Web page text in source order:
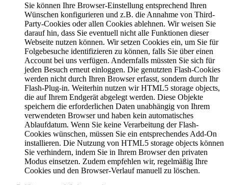
Sie können Ihre Browser-Einstellung entsprechend Ihren
Wünschen konfigurieren und z.B. die Annahme von Third-
Party-Cookies oder allen Cookies ablehnen. Wir weisen Sie
darauf hin, dass Sie eventuell nicht alle Funktionen dieser
Webseite nutzen können. Wir setzen Cookies ein, um Sie für
Folgebesuche identifizieren zu können, falls Sie über einen
Account bei uns verfügen. Andernfalls müssten Sie sich für
jeden Besuch erneut einloggen. Die genutzten Flash-Cookies
werden nicht durch Ihren Browser erfasst, sondern durch Ihr
Flash-Plug-in. Weiterhin nutzen wir HTML5 storage objects,
die auf Ihrem Endgerät abgelegt werden. Diese Objekte
speichern die erforderlichen Daten unabhängig von Ihrem
verwendeten Browser und haben kein automatisches
Ablaufdatum. Wenn Sie keine Verarbeitung der Flash-
Cookies wünschen, müssen Sie ein entsprechendes Add-On
installieren. Die Nutzung von HTML5 storage objects können
Sie verhindern, indem Sie in Ihrem Browser den privaten
Modus einsetzen. Zudem empfehlen wir, regelmäßig Ihre
Cookies und den Browser-Verlauf manuell zu löschen.